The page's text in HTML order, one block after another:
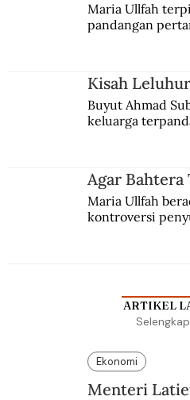
Maria Ullfah
pandangan
Kisah
Buyut Ahmad
keluarga
Agar Bahtera
Maria Ullfah
kontroversi
ARTIKEL
Ekonomi
Menteri